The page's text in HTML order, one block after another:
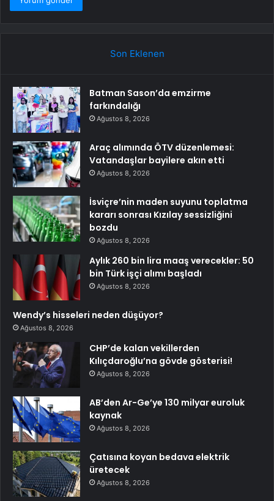
Son Eklenen
Batman Sason’da emzirme
farkındalığı
Ağustos 8, 2026
Araç alımında ÖTV düzenlemesi:
Vatandaşlar bayilere akın etti
Ağustos 8, 2026
İsviçre’nin maden suyunu toplatma
kararı sonrası Kızılay sessizliğini
bozdu
Ağustos 8, 2026
Aylık 260 bin lira maaş verecekler: 50
bin Türk işçi alımı başladı
Ağustos 8, 2026
Wendy’s hisseleri neden düşüyor?
Ağustos 8, 2026
CHP’de kalan vekillerden
Kılıçdaroğlu’na gövde gösterisi!
Ağustos 8, 2026
AB’den Ar-Ge’ye 130 milyar euroluk
kaynak
Ağustos 8, 2026
Çatısına koyan bedava elektrik
üretecek
Ağustos 8, 2026